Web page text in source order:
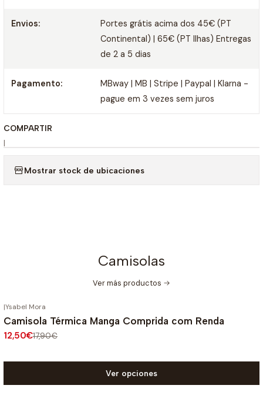
Envios:
Portes grátis acima dos 45€ (PT
Continental) | 65€ (PT Ilhas) Entregas
de 2 a 5 dias
Pagamento:
MBway | MB | Stripe | Paypal | Klarna -
pague em 3 vezes sem juros
COMPARTIR
|
Mostrar stock de ubicaciones
Camisolas
Ver más productos
|Ysabel Mora
Camisola Térmica Manga Comprida com Renda
12,50€17,90€
Ver opciones